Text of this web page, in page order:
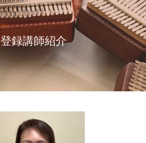
登録講師紹介